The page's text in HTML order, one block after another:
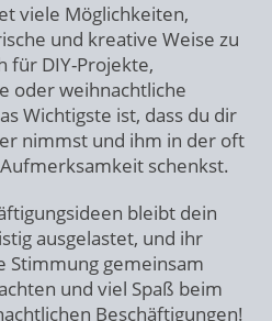
viele Möglichkeiten,
und kreative Weise zu
für DIY-Projekte,
oder weihnachtliche
Wichtigste ist, dass du dir
nimmst und ihm in der oft
schenkst.
bleibt dein
ausgelastet, und ihr
Stimmung gemeinsam
und viel Spaß beim
Beschäftigungen!